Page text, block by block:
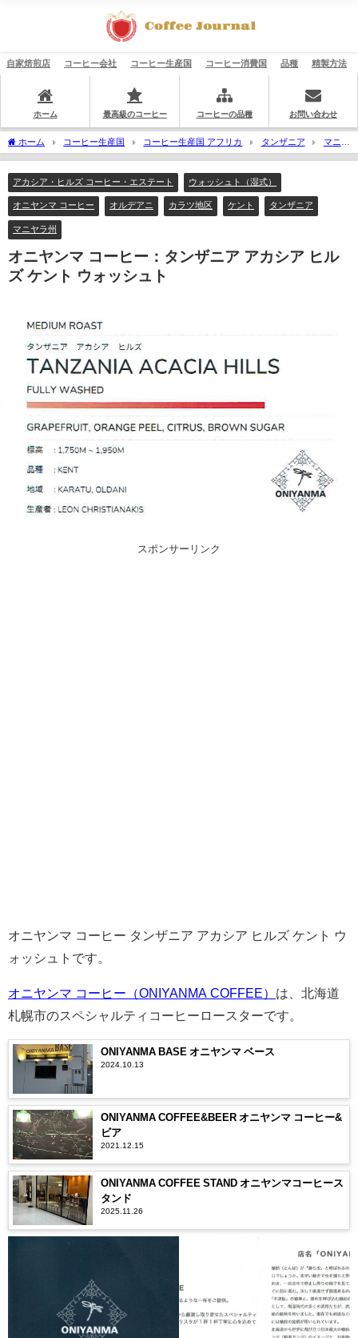
自家焙煎店 コーヒー会社 コーヒー生産国 コーヒー消費国 品種 精製方法
ホーム 最高級のコーヒー コーヒーの品種 お問い合わせ
ホーム コーヒー生産国 コーヒー生産国 アフリカ タンザニア
マニヤ
ラ州
カラツ地区 オルデアニ
アカシア・ヒルズ コーヒー・エステート
アカシア・ヒルズ コーヒー・エステート
ウォッシュト（湿式）
オニヤンマ コーヒー オルデアニ カラツ地区 ケント タンザニア
マニヤラ州
オニヤンマ コーヒー：タンザニア アカシア ヒル
ズ ケント ウォッシュト
スポンサーリンク
オニヤンマ コーヒー タンザニア アカシア ヒルズ ケント ウ
ォッシュトです。
オニヤンマ コーヒー（ONIYANMA COFFEE） は、北海道
札幌市のスペシャルティコーヒーロースターです。
ONIYANMA BASE オニヤンマ ベース
2024.10.13
ONIYANMA COFFEE&BEER オニヤンマ コーヒー&
ビア
2021.12.15
ONIYANMA COFFEE STAND オニヤンマコーヒース
タンド
2025.11.26